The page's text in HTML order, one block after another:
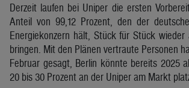
Derzeit laufen bei Uniper die ersten
Anteil von 99,12 Prozent, den der
Energiekonzern hält, Stück für Stück wieder
bringen. Mit den Plänen vertraute Personen
Februar gesagt, Berlin könnte bereits 2025
20 bis 30 Prozent an der Uniper am Markt